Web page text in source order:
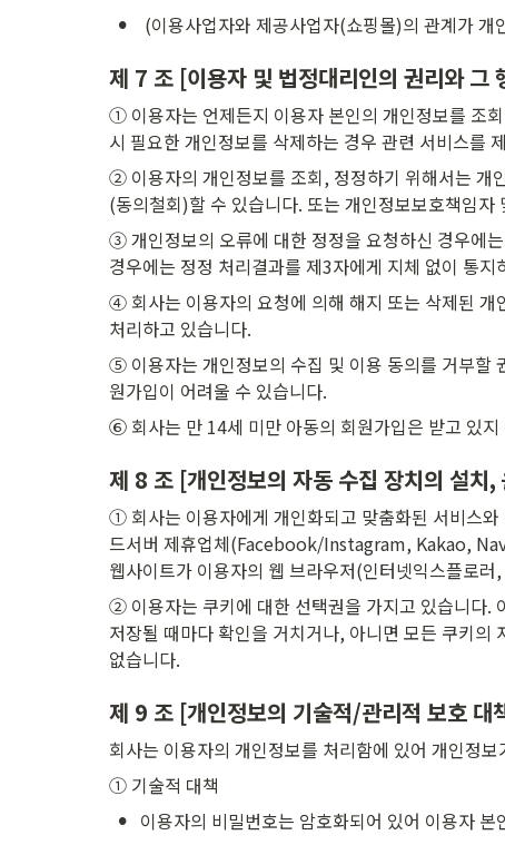
• (이용사업자와 제공사업자(쇼핑몰)의 관계가
제 7 조 [이용자 및 법정대리인의 권리와 그
① 이용자는 언제든지 이용자 본인의 개인정보를 조
시 필요한 개인정보를 삭제하는 경우 관련 서비스를
② 이용자의 개인정보를 조회, 정정하기 위해서는 개
(동의철회)할 수 있습니다. 또는 개인정보보호책임
③ 개인정보의 오류에 대한 정정을 요청하신 경우에
경우에는 정정 처리결과를 제3자에게 지체 없이 통
④ 회사는 이용자의 요청에 의해 해지 또는 삭제된 개
처리하고 있습니다.
⑤ 이용자는 개인정보의 수집 및 이용 동의를 거부할
원가입이 어려울 수 있습니다.
⑥ 회사는 만 14세 미만 아동의 회원가입은 받고 있지
제 8 조 [개인정보의 자동 수집 장치의 설치
① 회사는 이용자에게 개인화되고 맞춤화된 서비스
드서버 제휴업체(Facebook/Instagram, Kakao,
웹사이트가 이용자의 웹 브라우저(인터넷익스플로
② 이용자는 쿠키에 대한 선택권을 가지고 있습니다.
저장될 때마다 확인을 거치거나, 아니면 모든 쿠키
없습니다.
제 9 조 [개인정보의 기술적/관리적 보호 대
회사는 이용자의 개인정보를 처리함에 있어 개인정
① 기술적 대책
• 이용자의 비밀번호는 암호화되어 있어 이용자 본